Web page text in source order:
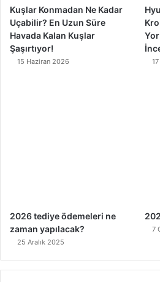
Kuşlar Konmadan Ne Kadar
Uçabilir? En Uzun Süre
Havada Kalan Kuşlar
Şaşırtıyor!
15 Haziran 2026
2026 tediye ödemeleri ne
zaman yapılacak?
25 Aralık 2025
7